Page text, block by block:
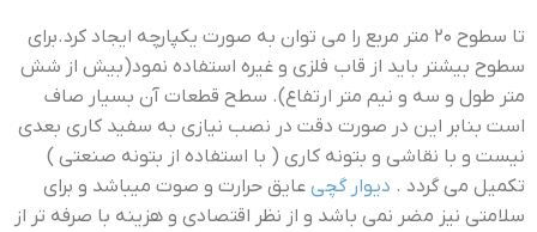
تا سطوح ۲۰ متر مربع را می توان به صورت یکپارچه ایجاد کرد.برای
سطوح بیشتر باید از قاب فلزی و غیره استفاده نمود(بیش از شش
متر طول و سه و نیم متر ارتفاع). سطح قطعات آن بسیار صاف
است بنابر این در صورت دقت در نصب نیازی به سفید کاری بعدی
نیست و با نقاشی و بتونه کاری ( با استفاده از بتونه صنعتی )
تکمیل می گردد . دیوار گچی عایق حرارت و صوت میباشد و برای
سلامتی نیز مضر نمی باشد و از نظر اقتصادی و هزینه با صرفه تر از